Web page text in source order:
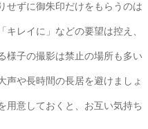
せずに御朱印だけをもらうのは
キレイに」などの要望は控え、
様子の撮影は禁止の場所も多い
声や長時間の長居を避けましょ
用意しておくと、お互い気持ち